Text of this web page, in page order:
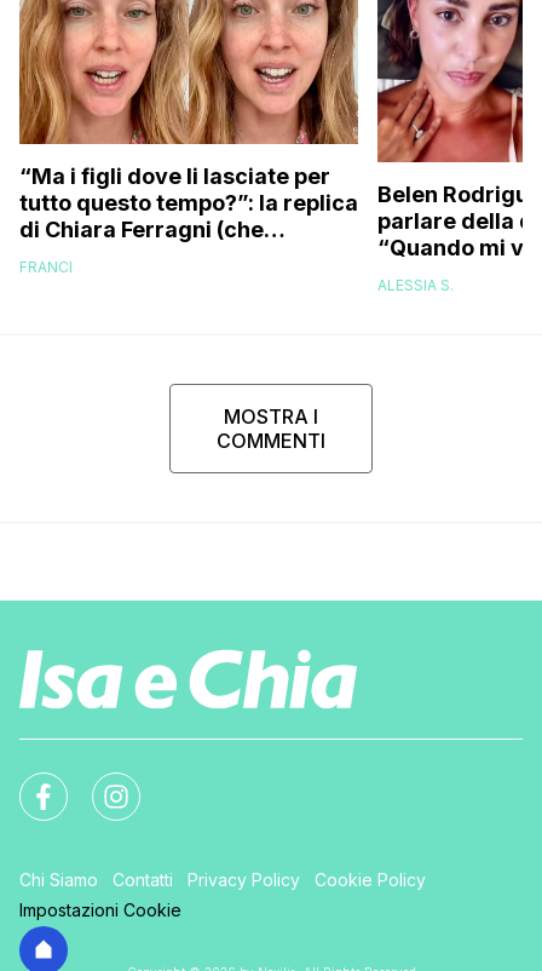
“Ma i figli dove li lasciate per
tutto questo tempo?”: la replica
di Chiara Ferragni (che
risponde anche a chi le dice di
FRANCI
Belen
parlare della
“Quando mi
attacchi di
ALESSIA S.
MOSTRA I
COMMENTI
Chi Siamo Contatti Privacy Policy
Cookie Policy
Impostazioni Cookie